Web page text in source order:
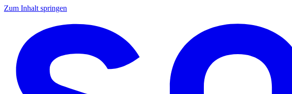
Zum Inhalt springen